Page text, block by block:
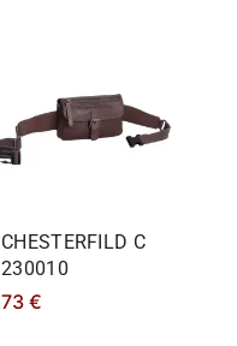
CHESTERFILD C
230010
73 €